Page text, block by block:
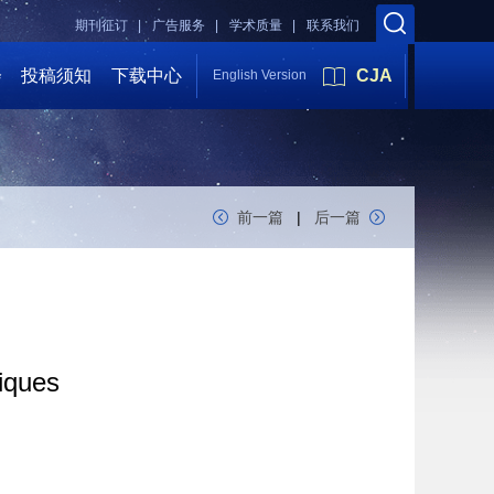
联系我们
学术质量 |
广告服务 |
期刊征订 |
投稿须知 下载中心 English Version CJA
前一篇 | 后一篇